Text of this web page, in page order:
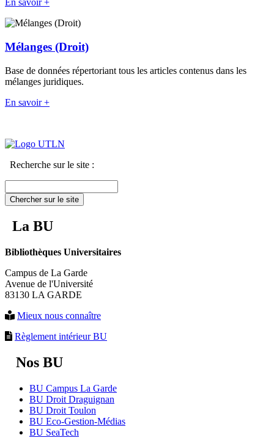
En savoir +
Mélanges (Droit)
Base de données répertoriant tous les articles contenus dans les
mélanges juridiques.
En savoir +
Recherche sur le site :
Chercher sur le site
La BU
Bibliothèques Universitaires
Campus de La Garde
Avenue de l'Université
83130 LA GARDE
Mieux nous connaître
Règlement intérieur BU
Nos BU
BU Campus La Garde
BU Droit Draguignan
BU Droit Toulon
BU Eco-Gestion-Médias
BU SeaTech